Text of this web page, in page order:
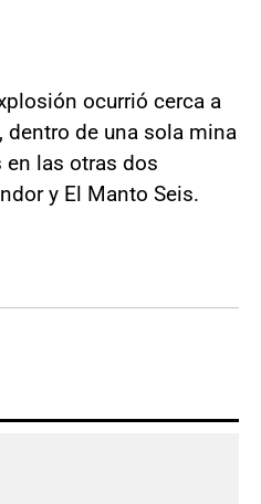
ocurrió cerca a
dentro de una sola mina
las otras dos
y El Manto Seis.